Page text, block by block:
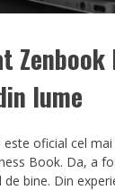
lume
este oficial cel
Book. Da, a
bine. Din